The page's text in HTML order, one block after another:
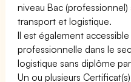
niveau Bac (professionnel)
transport et logistique.
Il est également
professionnelle dans le
logistique sans diplôme
Un ou plusieurs